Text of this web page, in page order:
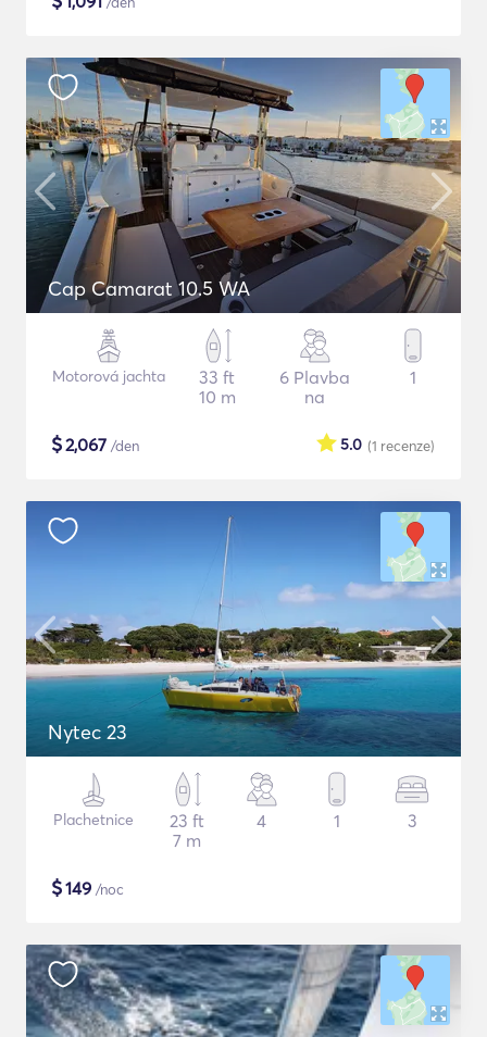
Cap Camarat 10.5 WA
Motorová jachta
33 ft
10 m
6 Plavba
na
1
$2,067 /den (1 recenze)
5.0
Nytec 23
Plachetnice
23 ft
7 m
4 1 3
$149 /noc